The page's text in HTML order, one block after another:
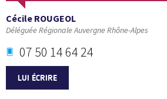
Cécile ROUGEOL
Déléguée Régionale Auvergne Rhône-Alpes
07 50 14 64 24
LUI ÉCRIRE